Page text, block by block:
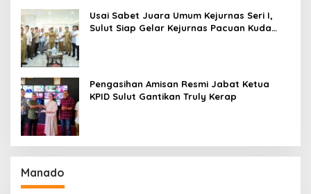
Usai Sabet Juara Umum Kejurnas Seri I,
Sulut Siap Gelar Kejurnas Pacuan Kuda
Pengasihan Amisan Resmi Jabat Ketua
KPID Sulut Gantikan Truly Kerap
Manado